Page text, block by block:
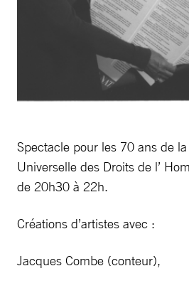
Spectacle pour les 70 ans de
Universelle des Droits de l’
de 20h30 à 22h.
Créations d’artistes avec :
Jacques Combe (conteur),